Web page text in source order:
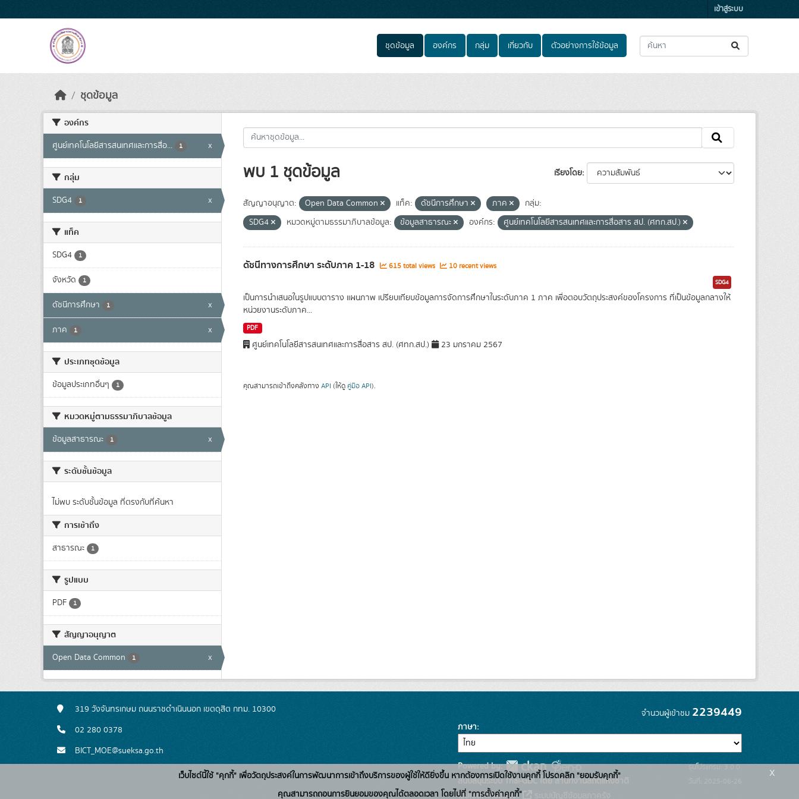
เข้าสู่ระบบ
ชุดข้อมูล องค์กร กลุ่ม เกี่ยวกับ ตัวอย่างการใช้ข้อมูล
ชุดข้อมูล
องค์กร
ศูนย์เทคโนโลยีสารสนเทศและการสื่อ... 1 x
กลุ่ม
SDG4 1 x
แท็ค
SDG4 1
จังหวัด 1
ดัชนีการศึกษา 1 x
ภาค 1 x
ประเภทชุดข้อมูล
ข้อมูลประเภทอื่นๆ 1
หมวดหมู่ตามธรรมาภิบาลข้อมูล
ข้อมูลสาธารณะ 1 x
ระดับชั้นข้อมูล
ไม่พบ ระดับชั้นข้อมูล ที่ตรงกับที่ค้นหา
การเข้าถึง
สาธารณะ 1
รูปแบบ
PDF 1
สัญญาอนุญาต
Open Data Common 1 x
เรียงโดย
พบ 1 ชุดข้อมูล
สัญญาอนุญาต: Open Data Common แท็ค: ดัชนีการศึกษา ภาค
กลุ่ม:
SDG4
หมวดหมู่ตามธรรมาภิบาลข้อมูล: ข้อมูลสาธารณะ องค์กร: ศูนย์เทคโนโลยีสารสนเทศและการสื่อสาร สป. (ศทก.สป.)
ดัชนีทางการศึกษา ระดับภาค 1-18 615 total views 10 recent views
SDG4
เป็นการนำเสนอในรูปแบบตาราง แผนภาพ เปรียบเทียบข้อมูลการจัดการศึกษาในระดับภาค 1 ภาค เพื่อตอบวัตถุประสงค์ของโครงการ ที่เป็นข้อมูลกลางให้
หน่วยงานระดับภาค...
PDF
ศูนย์เทคโนโลยีสารสนเทศและการสื่อสาร สป. (ศทก.สป.) 23 มกราคม 2567
คุณสามารถเข้าถึงคลังทาง API (ให้ดู คู่มือ API).
319 วังจันทรเกษม ถนนราชดำเนินนอก เขตดุสิต กทม. 10300
02 280 0378
BICT_MOE@sueksa.go.th
จำนวนผู้เข้าชม 2239449
ภาษา
Powered by:
สนับสนุนระบบ Thai-GDC โดย สำนักงานสถิติแห่งชาติ
เว็บไซต์ที่เกี่ยวข้อง:
รุ่นโปรแกรม: 3.0.0
วันที่: 2025-06-26
เว็บไซต์นี้ใช้ "คุกกี้" เพื่อวัตถุประสงค์ในการพัฒนาการเข้าถึงบริการของผู้ใช้ให้ดียิ่งขึ้น หากต้องการเปิดใช้งานคุกกี้ โปรดคลิก "ยอมรับคุกกี้"
คุณสามารถถอนการยินยอมของคุณได้ตลอดเวลา โดยไปที่ "การตั้งค่าคุกกี้"
x